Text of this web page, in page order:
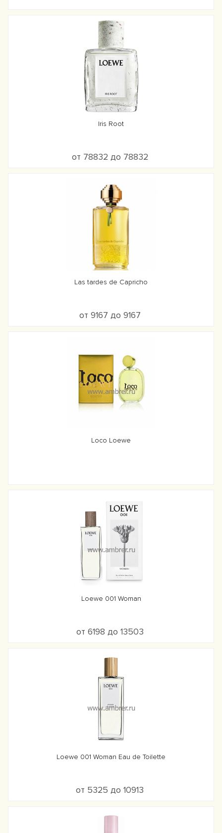
Iris Root
от 78832 до 78832
Las tardes de Capricho
от 9167 до 9167
Loco Loewe
Loewe 001 Woman
от 6198 до 13503
Loewe 001 Woman Eau de Toilette
от 5325 до 10913